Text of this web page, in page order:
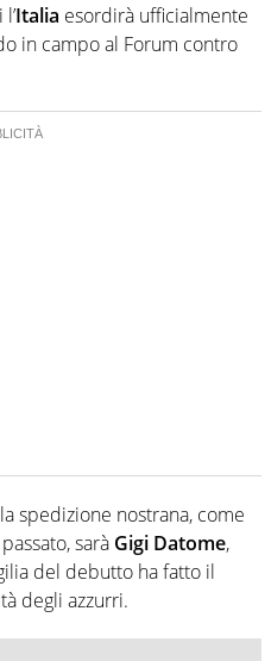
Italia esordirà ufficialmente
in campo al Forum contro
spedizione nostrana, come
sarà Gigi Datome,
del debutto ha fatto il
degli azzurri.